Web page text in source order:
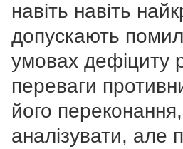
навіть навіть
допускають
умовах дефіциту
переваги
його
аналізувати, але